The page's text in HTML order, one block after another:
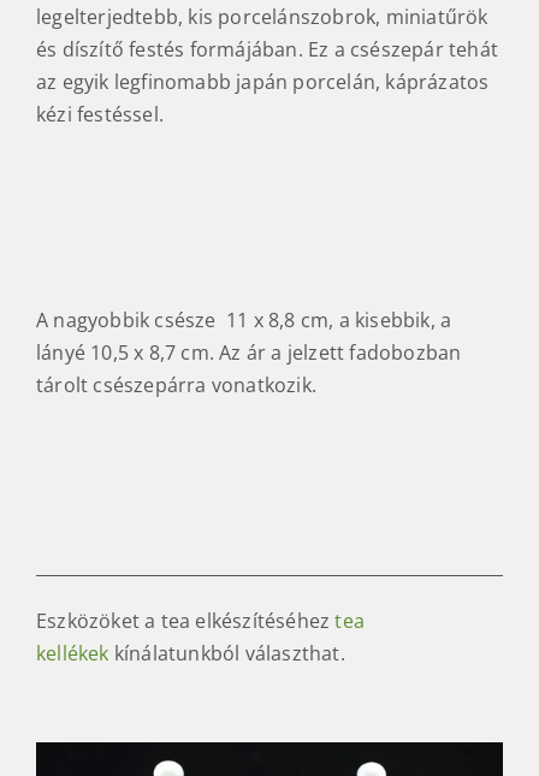
legelterjedtebb, kis porcelánszobrok, miniatűrök
és díszítő festés formájában. Ez a csészepár tehát
az egyik legfinomabb japán porcelán, káprázatos
kézi festéssel.
A nagyobbik csésze 11 x 8,8 cm, a kisebbik, a
lányé 10,5 x 8,7 cm. Az ár a jelzett fadobozban
tárolt csészepárra vonatkozik.
Eszközöket a tea elkészítéséhez tea
kellékek kínálatunkból választhat.